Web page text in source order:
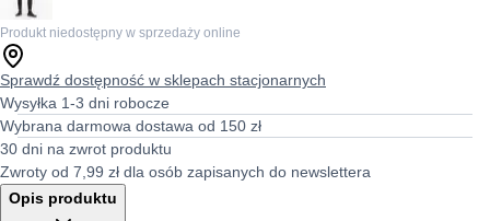
Produkt niedostępny w sprzedaży online
Sprawdź dostępność w sklepach stacjonarnych
Wysyłka 1-3 dni robocze
Wybrana darmowa dostawa od 150 zł
30 dni na zwrot produktu
Zwroty od 7,99 zł dla osób zapisanych do newslettera
Opis produktu